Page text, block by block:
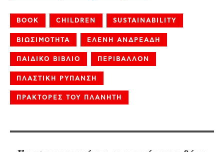
BOOK CHILDREN SUSTAINABILITY
ΒΙΩΣΙΜΟΤΗΤΑ ΕΛΕΝΗ ΑΝΔΡΕΑΔΗ
ΠΑΙΔΙΚΟ ΒΙΒΛΙΟ ΠΕΡΙΒΑΛΛΟΝ
ΠΛΑΣΤΙΚΗ ΡΥΠΑΝΣΗ
ΠΡΑΚΤΟΡΕΣ ΤΟΥ ΠΛΑΝΗΤΗ